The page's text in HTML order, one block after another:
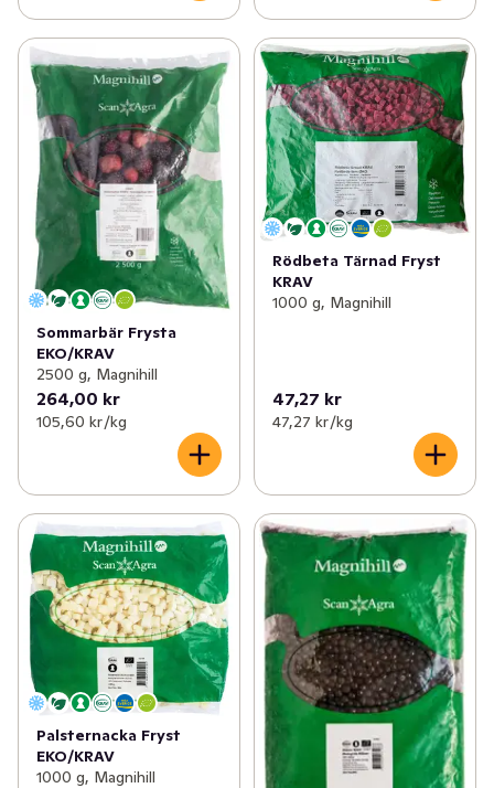
Sommarbär Frysta
EKO/KRAV
2500 g, Magnihill
264,00 kr
105,60 kr /kg
Rödbeta Tärnad Fryst
KRAV
1000 g, Magnihill
47,27 kr
47,27 kr /kg
Palsternacka Fryst
EKO/KRAV
1000 g, Magnihill